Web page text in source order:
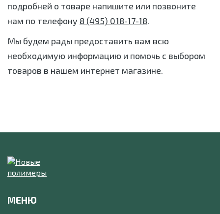
подробней о товаре напишите или позвоните
нам по телефону 8 (495) 018-17-18.
Мы будем рады предоставить вам всю
необходимую информацию и помочь с выбором
товаров в нашем интернет магазине.
МЕНЮ